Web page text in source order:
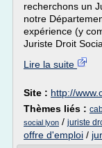
recherchons un
notre
expérience (y
Juriste Droit
Lire la suite
Site : http://
Thèmes liés :
social lyon / juriste
offre d'emploi /